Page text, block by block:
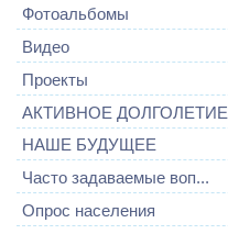
Фотоальбомы
Видео
Проекты
АКТИВНОЕ ДОЛГОЛЕТИЕ
НАШЕ БУДУЩЕЕ
Часто задаваемые воп...
Опрос населения